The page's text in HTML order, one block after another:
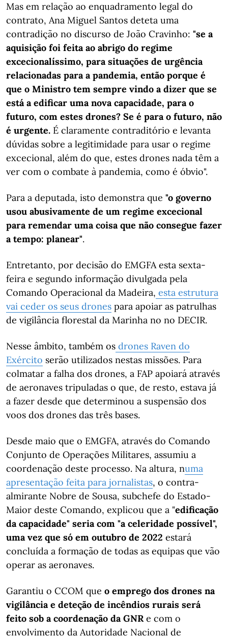
Mas em relação ao enquadramento legal do
contrato, Ana Miguel Santos deteta uma
contradição no discurso de João Cravinho: "se a
aquisição foi feita ao abrigo do regime
excecionalíssimo, para situações de urgência
relacionadas para a pandemia, então porque é
que o Ministro tem sempre vindo a dizer que se
está a edificar uma nova capacidade, para o
futuro, com estes drones? Se é para o futuro, não
é urgente. É claramente contraditório e levanta
dúvidas sobre a legitimidade para usar o regime
excecional, além do que, estes drones nada têm a
ver com o combate à pandemia, como é óbvio".
Para a deputada, isto demonstra que "o governo
usou abusivamente de um regime excecional
para remendar uma coisa que não consegue fazer
a tempo: planear".
Entretanto, por decisão do EMGFA esta sexta-
feira e segundo informação divulgada pela
Comando Operacional da Madeira, esta estrutura
vai ceder os seus drones para apoiar as patrulhas
de vigilância florestal da Marinha no no DECIR.
Nesse âmbito, também os drones Raven do
Exército serão utilizados nestas missões. Para
colmatar a falha dos drones, a FAP apoiará através
de aeronaves tripuladas o que, de resto, estava já
a fazer desde que determinou a suspensão dos
voos dos drones das três bases.
Desde maio que o EMGFA, através do Comando
Conjunto de Operações Militares, assumiu a
coordenação deste processo. Na altura, numa
apresentação feita para jornalistas, o contra-
almirante Nobre de Sousa, subchefe do Estado-
Maior deste Comando, explicou que a "edificação
da capacidade" seria com "a celeridade possível",
uma vez que só em outubro de 2022 estará
concluída a formação de todas as equipas que vão
operar as aeronaves.
Garantiu o CCOM que o emprego dos drones na
vigilância e deteção de incêndios rurais será
feito sob a coordenação da GNRe com o
envolvimento da Autoridade Nacional de